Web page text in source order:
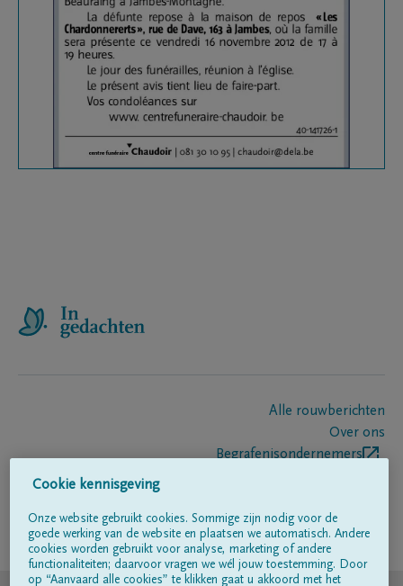
Alle rouwberichten
Over ons
Begrafenisondernemers
Volg ons op
Cookie kennisgeving
Onze website gebruikt cookies. Sommige zijn nodig voor de
goede werking van de website en plaatsen we automatisch. Andere
cookies worden gebruikt voor analyse, marketing of andere
functionaliteiten; daarvoor vragen we wél jouw toestemming. Door
op “Aanvaard alle cookies” te klikken gaat u akkoord met het